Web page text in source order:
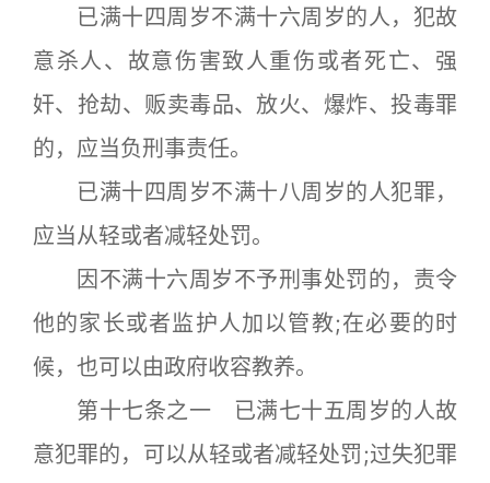
已满十四周岁不满十六周岁的人，犯故
意杀人、故意伤害致人重伤或者死亡、强
奸、抢劫、贩卖毒品、放火、爆炸、投毒罪
的，应当负刑事责任。
已满十四周岁不满十八周岁的人犯罪，
应当从轻或者减轻处罚。
因不满十六周岁不予刑事处罚的，责令
他的家长或者监护人加以管教;在必要的时
候，也可以由政府收容教养。
第十七条之一 已满七十五周岁的人故
意犯罪的，可以从轻或者减轻处罚;过失犯罪